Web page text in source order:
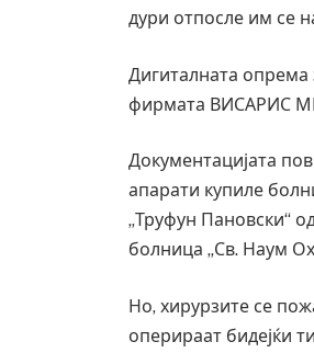
дури отпосле им се
Дигиталната опрема
фирмата ВИСАРИС
Документацијата
апарати купиле
„Труфун Пановски“
болница „Св. Наум
Но, хирурзите се
оперираат бидејќи